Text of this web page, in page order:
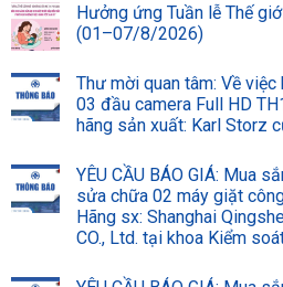
Hưởng ứng Tuần lễ Thế
(01–07/8/2026)
Thư mời quan tâm: Về
03 đầu camera Full HD
hãng sản xuất: Karl Storz
YÊU CẦU BÁO GIÁ: Mua
sửa chữa 02 máy giặt
Hãng sx: Shanghai
CO., Ltd. tại khoa Kiểm